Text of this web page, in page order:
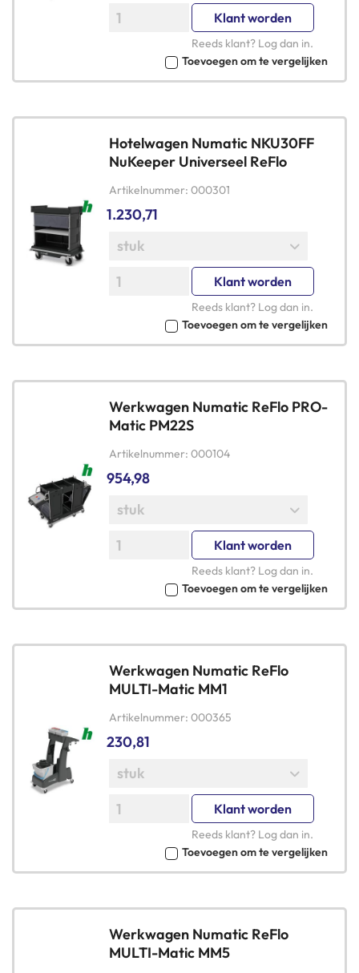
Klant worden
Reeds klant? Log dan in.
Toevoegen om te vergelijken
Hotelwagen Numatic NKU30FF
NuKeeper Universeel ReFlo
Artikelnummer 000301
1.230,71
Klant worden
Reeds klant? Log dan in.
Toevoegen om te vergelijken
Werkwagen Numatic ReFlo PRO-
Matic PM22S
Artikelnummer 000104
954,98
Klant worden
Reeds klant? Log dan in.
Toevoegen om te vergelijken
Werkwagen Numatic ReFlo
MULTI-Matic MM1
Artikelnummer 000365
230,81
Klant worden
Reeds klant? Log dan in.
Toevoegen om te vergelijken
Werkwagen Numatic ReFlo
MULTI-Matic MM5